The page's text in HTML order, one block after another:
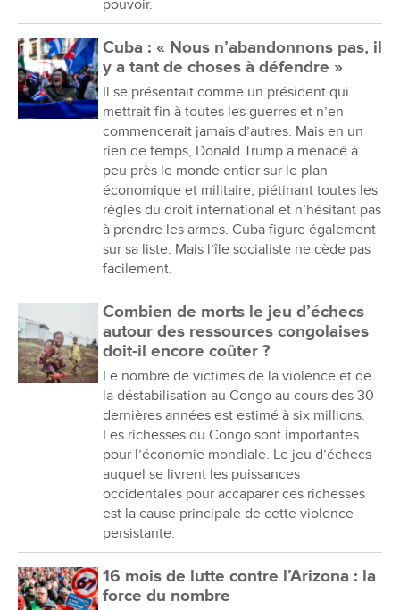
pouvoir.
Cuba : « Nous n’abandonnons pas, il
y a tant de choses à défendre »
Il se présentait comme un président qui
mettrait fin à toutes les guerres et n’en
commencerait jamais d’autres. Mais en un
rien de temps, Donald Trump a menacé à
peu près le monde entier sur le plan
économique et militaire, piétinant toutes les
règles du droit international et n’hésitant pas
à prendre les armes. Cuba figure également
sur sa liste. Mais l’île socialiste ne cède pas
facilement.
Combien de morts le jeu d’échecs
autour des ressources congolaises
doit-il encore coûter ?
Le nombre de victimes de la violence et de
la déstabilisation au Congo au cours des 30
dernières années est estimé à six millions.
Les richesses du Congo sont importantes
pour l’économie mondiale. Le jeu d’échecs
auquel se livrent les puissances
occidentales pour accaparer ces richesses
est la cause principale de cette violence
persistante.
16 mois de lutte contre l’Arizona : la
force du nombre